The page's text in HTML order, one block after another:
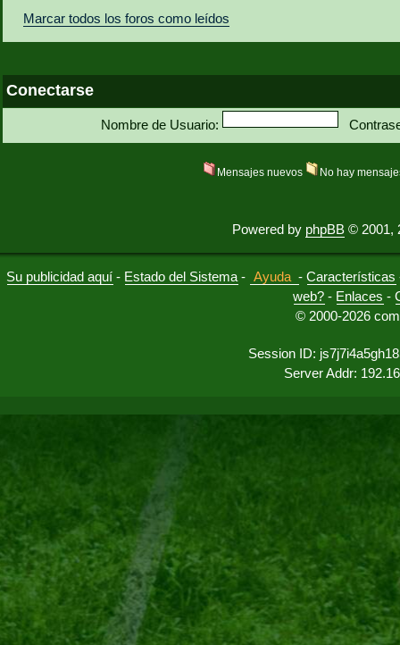
Marcar todos los foros como leídos
Conectarse
Nombre de Usuario:
Mensajes nuevos No hay
Powered by phpBB © 2001,
Su publicidad aquí - Estado del Sistema - Ayuda -Características
web? - Enlaces -
© 2000-2026
Session ID:
Server Addr: